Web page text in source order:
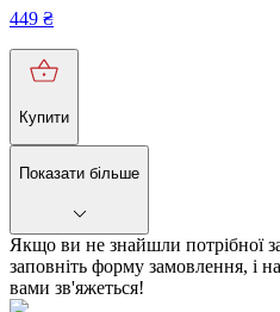
449 ₴
Купити
Показати більше
Якщо ви не знайшли потрібної
заповніть форму замовлення, і
вами зв'яжеться!